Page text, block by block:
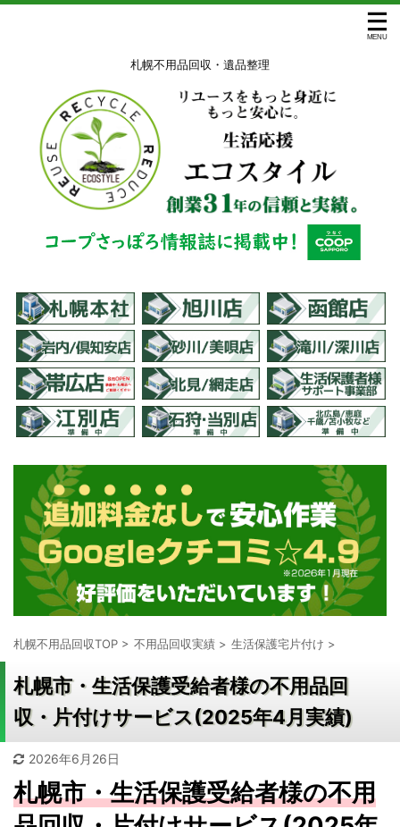
札幌不用品回収・遺品整理
札幌不用品回収TOP > 不用品回収実績 > 生活保護宅片付け >
札幌市・生活保護受給者様の不用品回
収・片付けサービス(2025年4月実績)
2026年6月26日
札幌市・生活保護受給者様の不用